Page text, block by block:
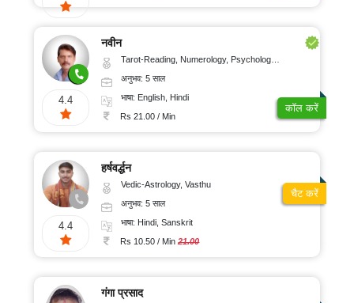
4.4
नवीन
Tarot-Reading, Numerology, Psychology, Medical-Astrology
अनुभव: 5 साल
भाषा: English, Hindi
Rs 21.00 / Min
कॉल करें
4.4
हर्षवर्द्धन
Vedic-Astrology, Vasthu
अनुभव: 5 साल
भाषा: Hindi, Sanskrit
Rs 10.50 / Min21.00
चैट करें
गंगा प्रसाद